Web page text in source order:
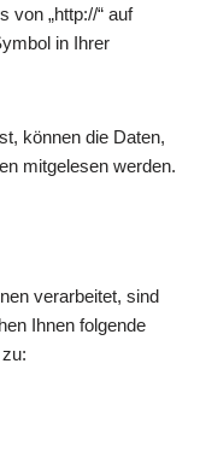
von „http://“ auf
in Ihrer
können die Daten,
mitgelesen werden.
verarbeitet, sind
Ihnen folgende